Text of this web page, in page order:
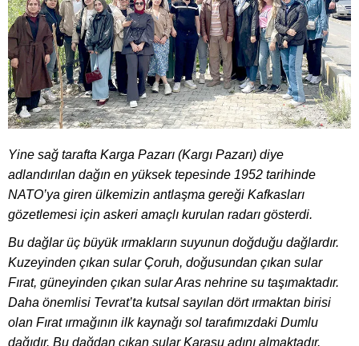
Yine sağ tarafta Karga Pazarı (Kargı Pazarı) diye
adlandırılan dağın en yüksek tepesinde 1952 tarihinde
NATO’ya giren ülkemizin antlaşma gereği Kafkasları
gözetlemesi için askeri amaçlı kurulan radarı gösterdi.
Bu dağlar üç büyük ırmakların suyunun doğduğu dağlardır.
Kuzeyinden çıkan sular Çoruh, doğusundan çıkan sular
Fırat, güneyinden çıkan sular Aras nehrine su taşımaktadır.
Daha önemlisi Tevrat’ta kutsal sayılan dört ırmaktan birisi
olan Fırat ırmağının ilk kaynağı sol tarafımızdaki Dumlu
dağıdır. Bu dağdan çıkan sular Karasu adını almaktadır.